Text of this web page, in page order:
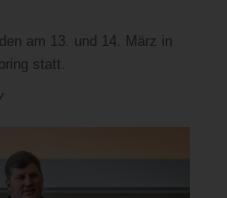
am 13. und 14. März in
statt.